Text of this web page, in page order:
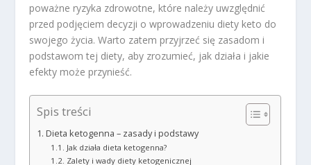
poważne ryzyka zdrowotne, które należy uwzględnić
przed podjęciem decyzji o wprowadzeniu diety keto do
swojego życia. Warto zatem przyjrzeć się zasadom i
podstawom tej diety, aby zrozumieć, jak działa i jakie
efekty może przynieść.
Spis treści
Dieta ketogenna – zasady i podstawy
Jak działa dieta ketogenna?
Zalety i wady diety ketogenicznej